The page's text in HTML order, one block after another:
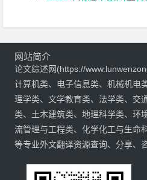
网站简介
论文综述网(https://
计算机类、电子信息类、机械机电
理学类、文学教育类、法学类、交
类、土木建筑类、地理科学类、环
流管理与工程类、化学化工与生命
等专业外文翻译资源查询、分享、